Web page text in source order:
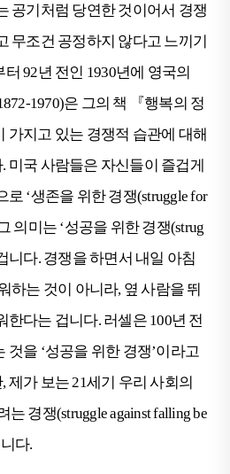
공기처럼 당연한 것이어서 경쟁
무조건 공정하지 않다고 느끼기
92년 전인 1930년에 영국의
1970)은 그의 책 『행복의 정
가지고 있는 경쟁적 습관에 대해
미국 사람들은 자신들이 즐겁게
‘생존을 위한 경쟁(struggle for
의미는 ‘성공을 위한 경쟁(strug
니다. 경쟁을 하면서 내일 아침
하는 것이 아니라, 옆 사람을 뛰
한다는 겁니다. 러셀은 100년 전
것을 ‘성공을 위한 경쟁’이라고
제가 보는 21세기 우리 사회의
는 경쟁(struggle against falling be
다.